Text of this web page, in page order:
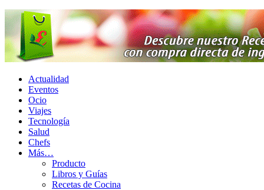
Actualidad
Eventos
Ocio
Viajes
Tecnología
Salud
Chefs
Más…
Producto
Libros y Guías
Recetas de Cocina